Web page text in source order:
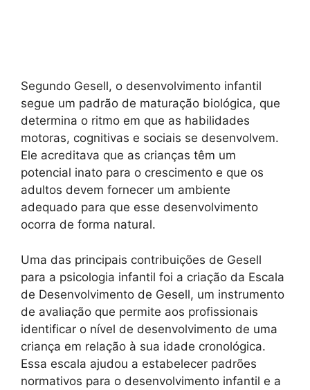
Segundo Gesell, o desenvolvimento infantil
segue um padrão de maturação biológica, que
determina o ritmo em que as habilidades
motoras, cognitivas e sociais se desenvolvem.
Ele acreditava que as crianças têm um
potencial inato para o crescimento e que os
adultos devem fornecer um ambiente
adequado para que esse desenvolvimento
ocorra de forma natural.
Uma das principais contribuições de Gesell
para a psicologia infantil foi a criação da Escala
de Desenvolvimento de Gesell, um instrumento
de avaliação que permite aos profissionais
identificar o nível de desenvolvimento de uma
criança em relação à sua idade cronológica.
Essa escala ajudou a estabelecer padrões
normativos para o desenvolvimento infantil e a